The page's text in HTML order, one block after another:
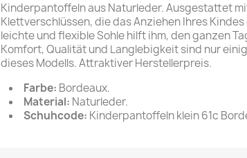
Kinderpantoffeln aus Naturleder. Ausgestattet
Klettverschlüssen, die das Anziehen Ihres
leichte und flexible Sohle hilft ihm, den ganzen
Komfort, Qualität und Langlebigkeit sind nur
dieses Modells. Attraktiver Herstellerpreis.
Farbe: Bordeaux.
Material: Naturleder.
Schuhcode: Kinderpantoffeln klein 61c